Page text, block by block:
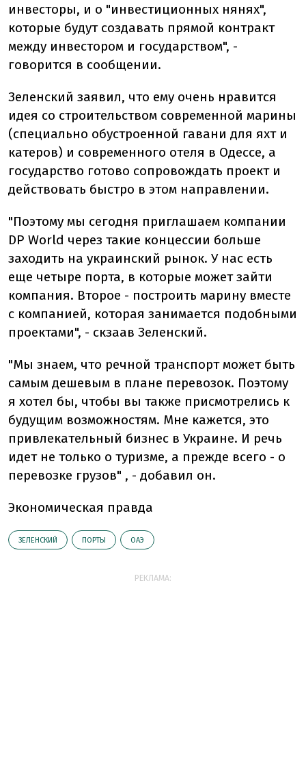
инвесторы, и о "инвестиционных нянях",
которые будут создавать прямой контракт
между инвестором и государством", -
говорится в сообщении.
Зеленский заявил, что ему очень нравится
идея со строительством современной марины
(специально обустроенной гавани для яхт и
катеров) и современного отеля в Одессе, а
государство готово сопровождать проект и
действовать быстро в этом направлении.
"Поэтому мы сегодня приглашаем компании
DP World через такие концессии больше
заходить на украинский рынок. У нас есть
еще четыре порта, в которые может зайти
компания. Второе - построить марину вместе
с компанией, которая занимается подобными
проектами", - скзаав Зеленский.
"Мы знаем, что речной транспорт может быть
самым дешевым в плане перевозок. Поэтому
я хотел бы, чтобы вы также присмотрелись к
будущим возможностям. Мне кажется, это
привлекательный бизнес в Украине. И речь
идет не только о туризме, а прежде всего - о
перевозке грузов" , - добавил он.
Экономическая правда
ЗЕЛЕНСКИЙ ПОРТЫ ОАЭ
РЕКЛАМА: